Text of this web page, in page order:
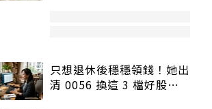
只想退休後穩穩領錢！她出
清 0056 換這 3 檔好股：